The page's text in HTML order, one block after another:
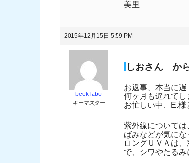
美里
2015年12月15日 5:59 PM
beek labo
キーマスター
しおさん から
お返事、本当に
何ヶ月も遅れてし
お忙しい中、E.
紫外線について
ばみなどが気にな
ロングＵＶＡは
で、シワやたるみ